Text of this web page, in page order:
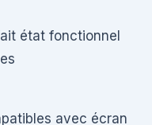
état fonctionnel
avec écran